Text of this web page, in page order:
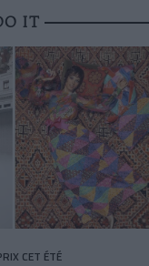
IT
CET ÉTÉ